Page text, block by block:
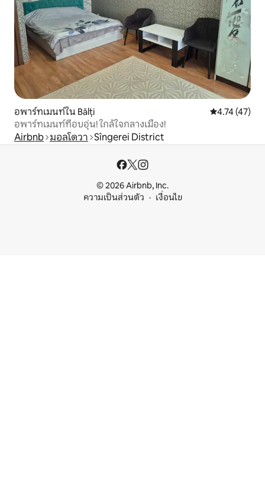
อพาร์ทเมนท์ใน Bălți คะแนนเฉลี่ย
4.74 (47)
อพาร์ทเมนท์ที่อบอุ่น! ใกล้ใจกลางเมือง!
Airbnb มอลโดวา Sîngerei District
© 2026 Airbnb, Inc.
ความเป็นส่วนตัว
เงื่อนไข